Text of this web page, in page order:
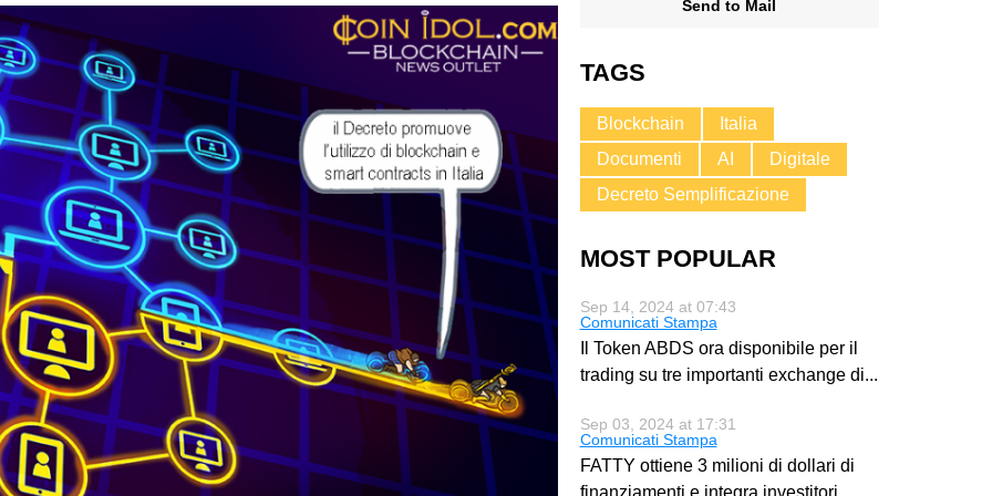
Send to Mail
TAGS
Blockchain
Italia
Documenti
AI
Digitale
Decreto Semplificazione
MOST POPULAR
Sep 14, 2024 at 07:43
Comunicati Stampa
Il Token ABDS ora disponibile per il
trading su tre importanti exchange di...
Sep 03, 2024 at 17:31
Comunicati Stampa
FATTY ottiene 3 milioni di dollari di
finanziamenti e integra investitori